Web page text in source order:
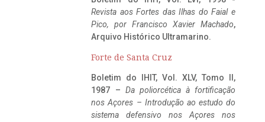
Revista aos Fortes das Ilhas do Faial e
Pico, por Francisco Xavier Machado,
Arquivo Histórico Ultramarino.
Forte de Santa Cruz
Boletim do IHIT, Vol. XLV, Tomo II,
1987 – Da poliorcética à fortificação
nos Açores – Introdução ao estudo do
sistema defensivo nos Açores nos